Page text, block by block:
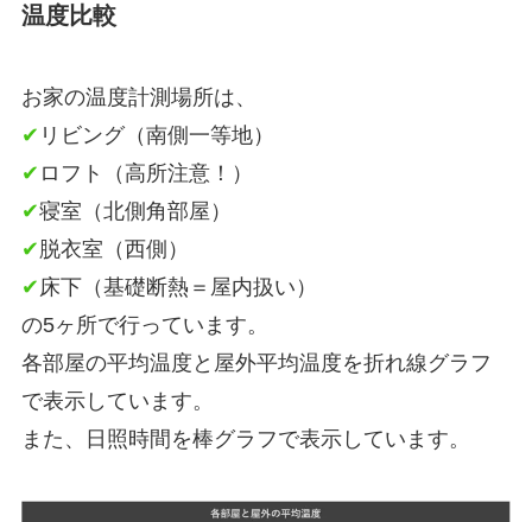
温度比較
お家の温度計測場所は、
✔ リビング（南側一等地）
✔ ロフト（高所注意！）
✔寝室（北側角部屋）
✔脱衣室（西側）
✔ 床下（基礎断熱＝屋内扱い）
の5ヶ所で行っています。
各部屋の平均温度と屋外平均温度を折れ線グラフ
で表示しています。
また、日照時間を棒グラフで表示しています。